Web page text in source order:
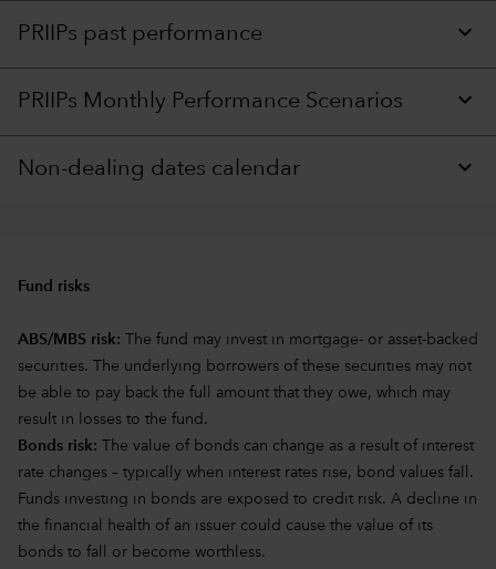
PRIIPs past performance
PRIIPs Monthly Performance Scenarios
Non-dealing dates calendar
Fund risks
ABS/MBS risk: The fund may invest in mortgage- or asset-backed
securities. The underlying borrowers of these securities may not
be able to pay back the full amount that they owe, which may
result in losses to the fund.
Bonds risk: The value of bonds can change as a result of interest
rate changes – typically when interest rates rise, bond values fall.
Funds investing in bonds are exposed to credit risk. A decline in
the financial health of an issuer could cause the value of its
bonds to fall or become worthless.